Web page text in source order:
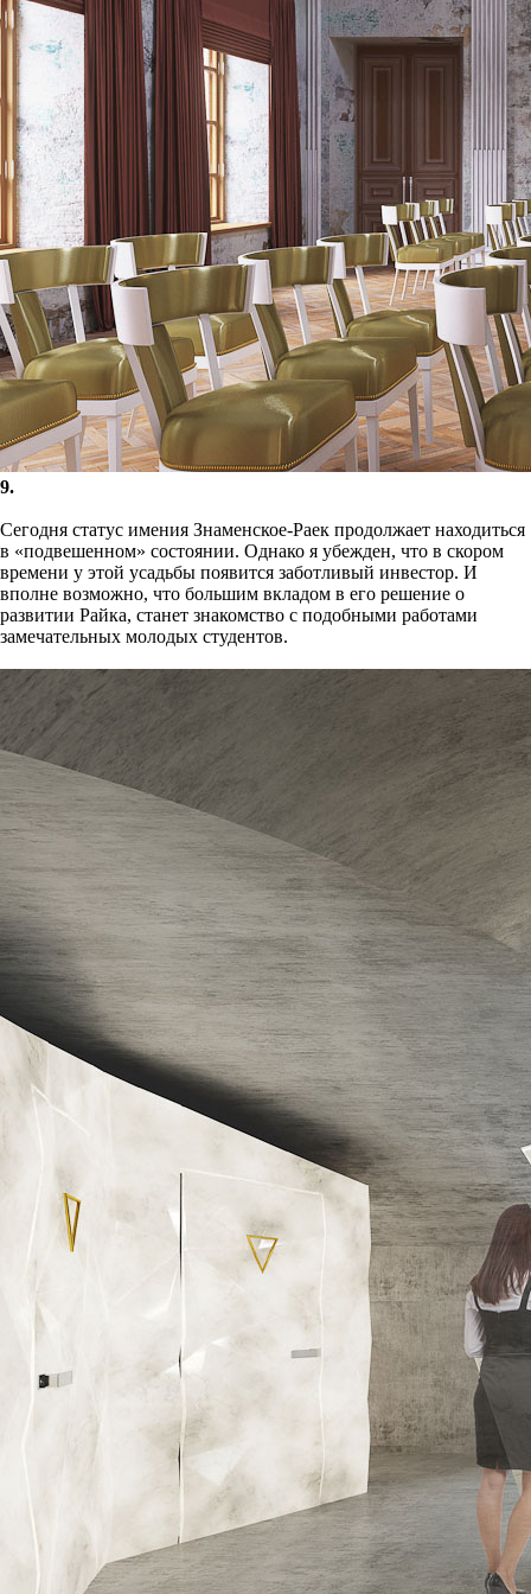
9.
Сегодня статус имения Знаменское-Раек продолжает находиться
в «подвешенном» состоянии. Однако я убежден, что в скором
времени у этой усадьбы появится заботливый инвестор. И
вполне возможно, что большим вкладом в его решение о
развитии Райка, станет знакомство с подобными работами
замечательных молодых студентов.